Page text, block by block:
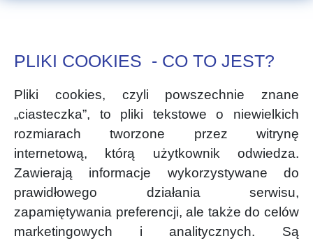
PLIKI COOKIES - CO TO JEST?
Pliki cookies, czyli powszechnie znane
„ciasteczka”, to pliki tekstowe o niewielkich
rozmiarach tworzone przez witrynę
internetową, którą użytkownik odwiedza.
Zawierają informacje wykorzystywane do
prawidłowego działania serwisu,
zapamiętywania preferencji, ale także do celów
marketingowych i analitycznych. Są